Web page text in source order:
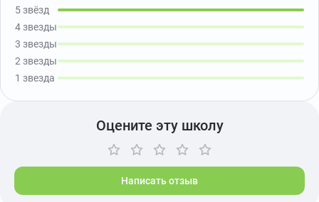
5 звёзд
4 звезды
3 звезды
2 звезды
1 звезда
Оцените эту школу
Написать отзыв